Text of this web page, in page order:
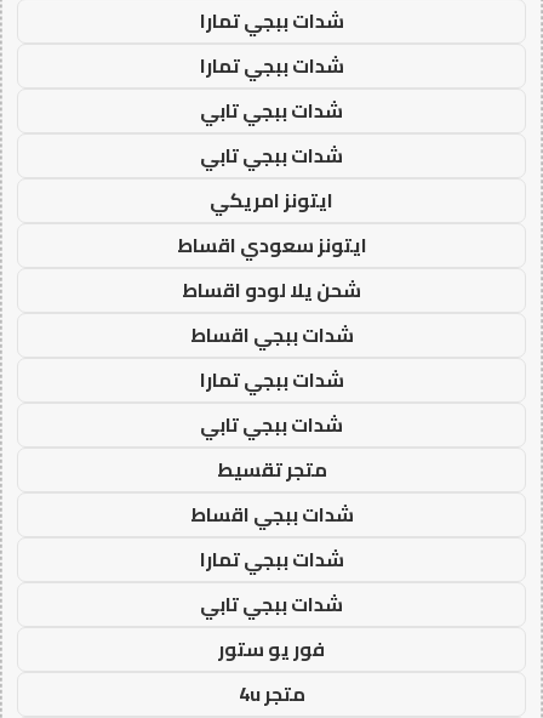
شدات ببجي تمارا
شدات ببجي تمارا
شدات ببجي تابي
شدات ببجي تابي
ايتونز امريكي
ايتونز سعودي اقساط
شحن يلا لودو اقساط
شدات ببجي اقساط
شدات ببجي تمارا
شدات ببجي تابي
متجر تقسيط
شدات ببجي اقساط
شدات ببجي تمارا
شدات ببجي تابي
فور يو ستور
متجر 4u